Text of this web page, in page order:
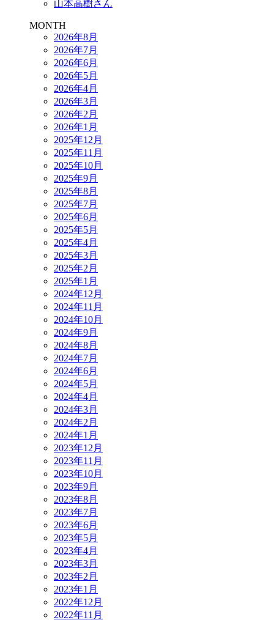
山本高樹さん
MONTH
2026年8月
2026年7月
2026年6月
2026年5月
2026年4月
2026年3月
2026年2月
2026年1月
2025年12月
2025年11月
2025年10月
2025年9月
2025年8月
2025年7月
2025年6月
2025年5月
2025年4月
2025年3月
2025年2月
2025年1月
2024年12月
2024年11月
2024年10月
2024年9月
2024年8月
2024年7月
2024年6月
2024年5月
2024年4月
2024年3月
2024年2月
2024年1月
2023年12月
2023年11月
2023年10月
2023年9月
2023年8月
2023年7月
2023年6月
2023年5月
2023年4月
2023年3月
2023年2月
2023年1月
2022年12月
2022年11月